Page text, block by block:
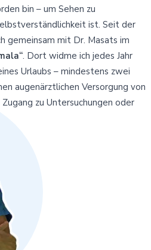
bin – um Sehen zu
ist. Seit der
gemeinsam mit Dr. Masats im
. Dort widme ich jedes Jahr
Urlaubs – mindestens zwei
augenärztlichen Versorgung von
zu Untersuchungen oder